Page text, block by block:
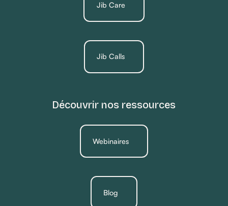
Jib Care
Jib Calls
Découvrir nos ressources
Webinaires
Blog